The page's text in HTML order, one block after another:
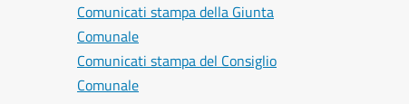
Comunicati stampa della Giunta
Comunale
Comunicati stampa del Consiglio
Comunale